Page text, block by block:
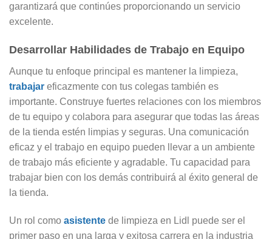
garantizará que continúes proporcionando un servicio
excelente.
Desarrollar Habilidades de Trabajo en Equipo
Aunque tu enfoque principal es mantener la limpieza,
trabajar eficazmente con tus colegas también es
importante. Construye fuertes relaciones con los miembros
de tu equipo y colabora para asegurar que todas las áreas
de la tienda estén limpias y seguras. Una comunicación
eficaz y el trabajo en equipo pueden llevar a un ambiente
de trabajo más eficiente y agradable. Tu capacidad para
trabajar bien con los demás contribuirá al éxito general de
la tienda.
Un rol como asistente de limpieza en Lidl puede ser el
primer paso en una larga y exitosa carrera en la industria